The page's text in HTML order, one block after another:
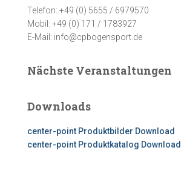
Telefon: +49 (0) 5655 / 6979570
Mobil: +49 (0) 171 / 1783927
E-Mail: info@cpbogensport.de
Nächste Veranstaltungen
Downloads
center-point Produktbilder Download
center-point Produktkatalog Download